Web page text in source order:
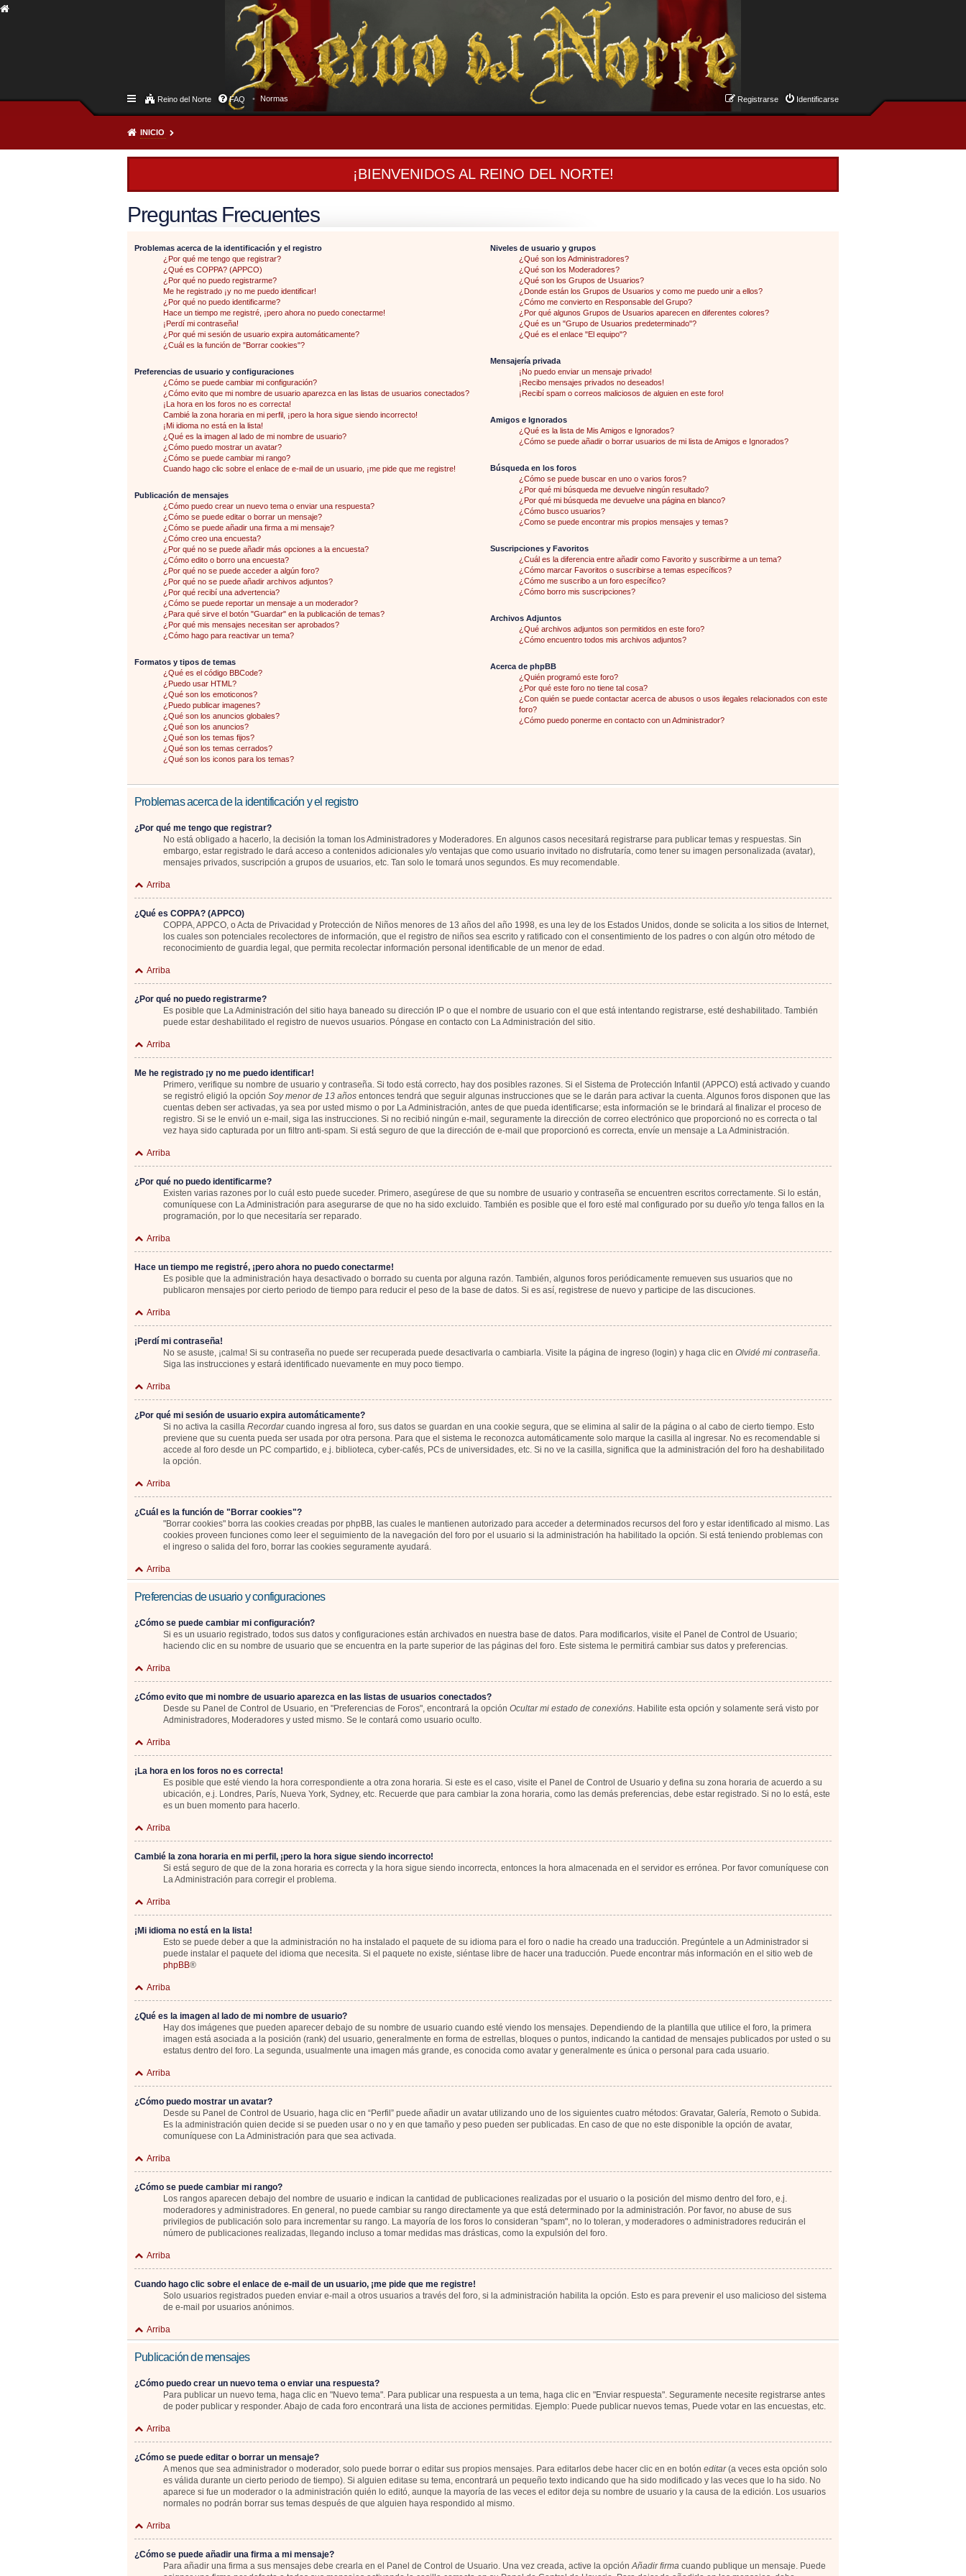
Reino del Norte FAQ Normas Identificarse
Registrarse
INICIO
¡BIENVENIDOS AL REINO DEL NORTE!
Preguntas Frecuentes
Problemas acerca de la identificación y el registro
¿Por qué me tengo que registrar?
¿Qué es COPPA? (APPCO)
¿Por qué no puedo registrarme?
Me he registrado ¡y no me puedo identificar!
¿Por qué no puedo identificarme?
Hace un tiempo me registré, ¡pero ahora no puedo conectarme!
¡Perdí mi contraseña!
¿Por qué mi sesión de usuario expira automáticamente?
¿Cuál es la función de "Borrar cookies"?
Preferencias de usuario y configuraciones
¿Cómo se puede cambiar mi configuración?
¿Cómo evito que mi nombre de usuario aparezca en las listas de usuarios conectados?
¡La hora en los foros no es correcta!
Cambié la zona horaria en mi perfil, ¡pero la hora sigue siendo incorrecto!
¡Mi idioma no está en la lista!
¿Qué es la imagen al lado de mi nombre de usuario?
¿Cómo puedo mostrar un avatar?
¿Cómo se puede cambiar mi rango?
Cuando hago clic sobre el enlace de e-mail de un usuario, ¡me pide que me registre!
Publicación de mensajes
¿Cómo puedo crear un nuevo tema o enviar una respuesta?
¿Cómo se puede editar o borrar un mensaje?
¿Cómo se puede añadir una firma a mi mensaje?
¿Cómo creo una encuesta?
¿Por qué no se puede añadir más opciones a la encuesta?
¿Cómo edito o borro una encuesta?
¿Por qué no se puede acceder a algún foro?
¿Por qué no se puede añadir archivos adjuntos?
¿Por qué recibí una advertencia?
¿Cómo se puede reportar un mensaje a un moderador?
¿Para qué sirve el botón "Guardar" en la publicación de temas?
¿Por qué mis mensajes necesitan ser aprobados?
¿Cómo hago para reactivar un tema?
Formatos y tipos de temas
¿Qué es el código BBCode?
¿Puedo usar HTML?
¿Qué son los emoticonos?
¿Puedo publicar imagenes?
¿Qué son los anuncios globales?
¿Qué son los anuncios?
¿Qué son los temas fijos?
¿Qué son los temas cerrados?
¿Qué son los iconos para los temas?
Niveles de usuario y grupos
¿Qué son los Administradores?
¿Qué son los Moderadores?
¿Qué son los Grupos de Usuarios?
¿Donde están los Grupos de Usuarios y como me puedo unir a ellos?
¿Cómo me convierto en Responsable del Grupo?
¿Por qué algunos Grupos de Usuarios aparecen en diferentes colores?
¿Qué es un "Grupo de Usuarios predeterminado"?
¿Qué es el enlace "El equipo"?
Mensajería privada
¡No puedo enviar un mensaje privado!
¡Recibo mensajes privados no deseados!
¡Recibí spam o correos maliciosos de alguien en este foro!
Amigos e Ignorados
¿Qué es la lista de Mis Amigos e Ignorados?
¿Cómo se puede añadir o borrar usuarios de mi lista de Amigos e Ignorados?
Búsqueda en los foros
¿Cómo se puede buscar en uno o varios foros?
¿Por qué mi búsqueda me devuelve ningún resultado?
¿Por qué mi búsqueda me devuelve una página en blanco?
¿Cómo busco usuarios?
¿Como se puede encontrar mis propios mensajes y temas?
Suscripciones y Favoritos
¿Cuál es la diferencia entre añadir como Favorito y suscribirme a un tema?
¿Cómo marcar Favoritos o suscribirse a temas específicos?
¿Cómo me suscribo a un foro específico?
¿Cómo borro mis suscripciones?
Archivos Adjuntos
¿Qué archivos adjuntos son permitidos en este foro?
¿Cómo encuentro todos mis archivos adjuntos?
Acerca de phpBB
¿Quién programó este foro?
¿Por qué este foro no tiene tal cosa?
¿Con quién se puede contactar acerca de abusos o usos ilegales relacionados con este
foro?
¿Cómo puedo ponerme en contacto con un Administrador?
Problemas acerca de la identificación y el registro
¿Por qué me tengo que registrar?
No está obligado a hacerlo, la decisión la toman los Administradores y Moderadores. En algunos casos necesitará registrarse para publicar temas y respuestas. Sin
embargo, estar registrado le dará acceso a contenidos adicionales y/o ventajas que como usuario invitado no disfrutaría, como tener su imagen personalizada (avatar),
mensajes privados, suscripción a grupos de usuarios, etc. Tan solo le tomará unos segundos. Es muy recomendable.
Arriba
¿Qué es COPPA? (APPCO)
COPPA, APPCO, o Acta de Privacidad y Protección de Niños menores de 13 años del año 1998, es una ley de los Estados Unidos, donde se solicita a los sitios de Internet,
los cuales son potenciales recolectores de información, que el registro de niños sea escrito y ratificado con el consentimiento de los padres o con algún otro método de
reconocimiento de guardia legal, que permita recolectar información personal identificable de un menor de edad.
Arriba
¿Por qué no puedo registrarme?
Es posible que La Administración del sitio haya baneado su dirección IP o que el nombre de usuario con el que está intentando registrarse, esté deshabilitado. También
puede estar deshabilitado el registro de nuevos usuarios. Póngase en contacto con La Administración del sitio.
Arriba
Me he registrado ¡y no me puedo identificar!
Primero, verifique su nombre de usuario y contraseña. Si todo está correcto, hay dos posibles razones. Si el Sistema de Protección Infantil (APPCO) está activado y cuando
se registró eligió la opción Soy menor de 13 años entonces tendrá que seguir algunas instrucciones que se le darán para activar la cuenta. Algunos foros disponen que las
cuentas deben ser activadas, ya sea por usted mismo o por La Administración, antes de que pueda identificarse; esta información se le brindará al finalizar el proceso de
registro. Si se le envió un e-mail, siga las instrucciones. Si no recibió ningún e-mail, seguramente la dirección de correo electrónico que proporcionó no es correcta o tal
vez haya sido capturada por un filtro anti-spam. Si está seguro de que la dirección de e-mail que proporcionó es correcta, envíe un mensaje a La Administración.
Arriba
¿Por qué no puedo identificarme?
Existen varias razones por lo cuál esto puede suceder. Primero, asegúrese de que su nombre de usuario y contraseña se encuentren escritos correctamente. Si lo están,
comuníquese con La Administración para asegurarse de que no ha sido excluido. También es posible que el foro esté mal configurado por su dueño y/o tenga fallos en la
programación, por lo que necesitaría ser reparado.
Arriba
Hace un tiempo me registré, ¡pero ahora no puedo conectarme!
Es posible que la administración haya desactivado o borrado su cuenta por alguna razón. También, algunos foros periódicamente remueven sus usuarios que no
publicaron mensajes por cierto periodo de tiempo para reducir el peso de la base de datos. Si es así, registrese de nuevo y participe de las discuciones.
Arriba
¡Perdí mi contraseña!
No se asuste, ¡calma! Si su contraseña no puede ser recuperada puede desactivarla o cambiarla. Visite la página de ingreso (login) y haga clic en Olvidé mi contraseña.
Siga las instrucciones y estará identificado nuevamente en muy poco tiempo.
Arriba
¿Por qué mi sesión de usuario expira automáticamente?
Si no activa la casilla Recordarcuando ingresa al foro, sus datos se guardan en una cookie segura, que se elimina al salir de la página o al cabo de cierto tiempo. Esto
previene que su cuenta pueda ser usada por otra persona. Para que el sistema le reconozca automáticamente solo marque la casilla al ingresar. No es recomendable si
accede al foro desde un PC compartido, e.j. biblioteca, cyber-cafés, PCs de universidades, etc. Si no ve la casilla, significa que la administración del foro ha deshabilitado
la opción.
Arriba
¿Cuál es la función de "Borrar cookies"?
"Borrar cookies" borra las cookies creadas por phpBB, las cuales le mantienen autorizado para acceder a determinados recursos del foro y estar identificado al mismo. Las
cookies proveen funciones como leer el seguimiento de la navegación del foro por el usuario si la administración ha habilitado la opción. Si está teniendo problemas con
el ingreso o salida del foro, borrar las cookies seguramente ayudará.
Arriba
Preferencias de usuario y configuraciones
¿Cómo se puede cambiar mi configuración?
Si es un usuario registrado, todos sus datos y configuraciones están archivados en nuestra base de datos. Para modificarlos, visite el Panel de Control de Usuario;
haciendo clic en su nombre de usuario que se encuentra en la parte superior de las páginas del foro. Este sistema le permitirá cambiar sus datos y preferencias.
Arriba
¿Cómo evito que mi nombre de usuario aparezca en las listas de usuarios conectados?
Desde su Panel de Control de Usuario, en "Preferencias de Foros", encontrará la opción Ocultar mi estado de conexións. Habilite esta opción y solamente será visto por
Administradores, Moderadores y usted mismo. Se le contará como usuario oculto.
Arriba
¡La hora en los foros no es correcta!
Es posible que esté viendo la hora correspondiente a otra zona horaria. Si este es el caso, visite el Panel de Control de Usuario y defina su zona horaria de acuerdo a su
ubicación, e.j. Londres, París, Nueva York, Sydney, etc. Recuerde que para cambiar la zona horaria, como las demás preferencias, debe estar registrado. Si no lo está, este
es un buen momento para hacerlo.
Arriba
Cambié la zona horaria en mi perfil, ¡pero la hora sigue siendo incorrecto!
Si está seguro de que de la zona horaria es correcta y la hora sigue siendo incorrecta, entonces la hora almacenada en el servidor es errónea. Por favor comuníquese con
La Administración para corregir el problema.
Arriba
¡Mi idioma no está en la lista!
Esto se puede deber a que la administración no ha instalado el paquete de su idioma para el foro o nadie ha creado una traducción. Pregúntele a un Administrador si
puede instalar el paquete del idioma que necesita. Si el paquete no existe, siéntase libre de hacer una traducción. Puede encontrar más información en el sitio web de
phpBB®
Arriba
¿Qué es la imagen al lado de mi nombre de usuario?
Hay dos imágenes que pueden aparecer debajo de su nombre de usuario cuando esté viendo los mensajes. Dependiendo de la plantilla que utilice el foro, la primera
imagen está asociada a la posición (rank) del usuario, generalmente en forma de estrellas, bloques o puntos, indicando la cantidad de mensajes publicados por usted o su
estatus dentro del foro. La segunda, usualmente una imagen más grande, es conocida como avatar y generalmente es única o personal para cada usuario.
Arriba
¿Cómo puedo mostrar un avatar?
Desde su Panel de Control de Usuario, haga clic en “Perfil” puede añadir un avatar utilizando uno de los siguientes cuatro métodos: Gravatar, Galería, Remoto o Subida.
Es la administración quien decide si se pueden usar o no y en que tamaño y peso pueden ser publicadas. En caso de que no este disponible la opción de avatar,
comuníquese con La Administración para que sea activada.
Arriba
¿Cómo se puede cambiar mi rango?
Los rangos aparecen debajo del nombre de usuario e indican la cantidad de publicaciones realizadas por el usuario o la posición del mismo dentro del foro, e.j.
moderadores y administradores. En general, no puede cambiar su rango directamente ya que está determinado por la administración. Por favor, no abuse de sus
privilegios de publicación solo para incrementar su rango. La mayoría de los foros lo consideran "spam", no lo toleran, y moderadores o administradores reducirán el
número de publicaciones realizadas, llegando incluso a tomar medidas mas drásticas, como la expulsión del foro.
Arriba
Cuando hago clic sobre el enlace de e-mail de un usuario, ¡me pide que me registre!
Solo usuarios registrados pueden enviar e-mail a otros usuarios a través del foro, si la administración habilita la opción. Esto es para prevenir el uso malicioso del sistema
de e-mail por usuarios anónimos.
Arriba
Publicación de mensajes
¿Cómo puedo crear un nuevo tema o enviar una respuesta?
Para publicar un nuevo tema, haga clic en "Nuevo tema". Para publicar una respuesta a un tema, haga clic en "Enviar respuesta". Seguramente necesite registrarse antes
de poder publicar y responder. Abajo de cada foro encontrará una lista de acciones permitidas. Ejemplo: Puede publicar nuevos temas, Puede votar en las encuestas, etc.
Arriba
¿Cómo se puede editar o borrar un mensaje?
A menos que sea administrador o moderador, solo puede borrar o editar sus propios mensajes. Para editarlos debe hacer clic en en botón editar(a veces esta opción solo
es válida durante un cierto periodo de tiempo). Si alguien editase su tema, encontrará un pequeño texto indicando que ha sido modificado y las veces que lo ha sido. No
aparece si fue un moderador o la administración quién lo editó, aunque la mayoría de las veces el editor deja su nombre de usuario y la causa de la edición. Los usuarios
normales no podrán borrar sus temas después de que alguien haya respondido al mismo.
Arriba
¿Cómo se puede añadir una firma a mi mensaje?
Para añadir una firma a sus mensajes debe crearla en el Panel de Control de Usuario. Una vez creada, active la opciónAñadir firma cuando publique un mensaje. Puede